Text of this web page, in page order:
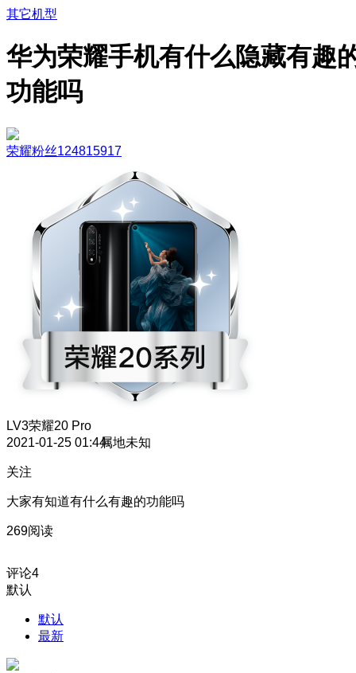
其它机型
华为荣耀手机有什么隐藏有趣
功能吗
荣耀粉丝124815917
LV3荣耀20 Pro
2021-01-25 01:44属地未知
关注
大家有知道有什么有趣的功能吗
269阅读
评论4
默认
默认
最新